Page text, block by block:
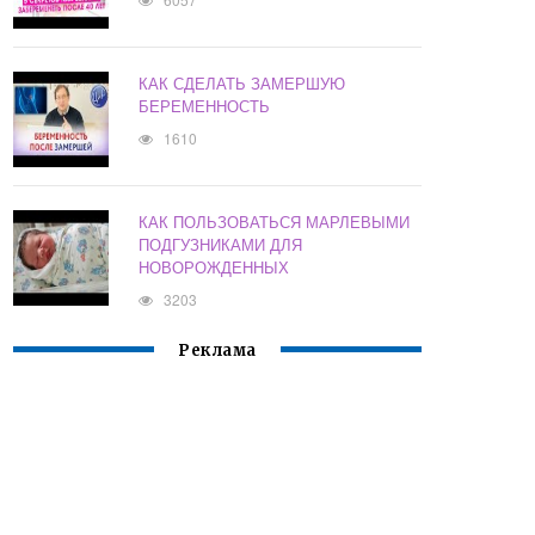
КАК СДЕЛАТЬ ЗАМЕРШУЮ
БЕРЕМЕННОСТЬ
1610
КАК ПОЛЬЗОВАТЬСЯ МАРЛЕВЫМИ
ПОДГУЗНИКАМИ ДЛЯ
НОВОРОЖДЕННЫХ
3203
Реклама